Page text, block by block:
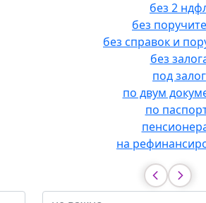
без 2
без
без справок и
без
под залог
по двум
по
на